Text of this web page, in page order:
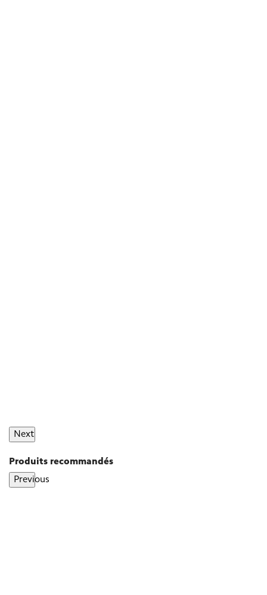
Next
Produits recommandés
Previous